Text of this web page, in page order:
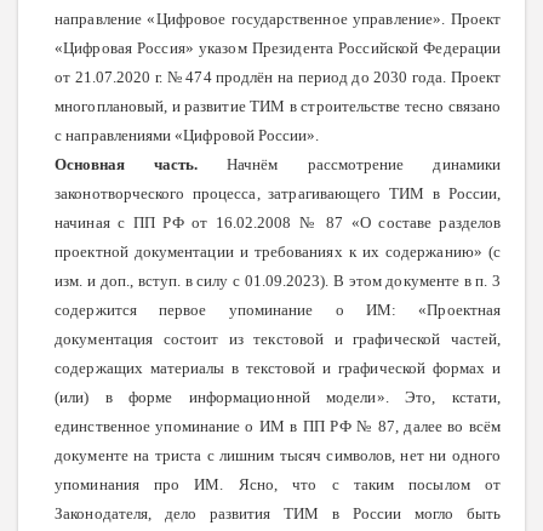
направление «Цифровое государственное управление». Проект
«Цифровая Россия» указом Президента Российской Федерации
от 21.07.2020 г. № 474 продлён на период до 2030 года. Проект
многоплановый, и развитие ТИМ в строительстве тесно связано
с направлениями «Цифровой России».
Основная часть.Начнём рассмотрение динамики
законотворческого процесса, затрагивающего ТИМ в России,
начиная с ПП РФ от 16.02.2008 № 87 «О составе разделов
проектной документации и требованиях к их содержанию» (с
изм. и доп., вступ. в силу с 01.09.2023). В этом документе в п. 3
содержится первое упоминание о ИМ: «Проектная
документация состоит из текстовой и графической частей,
содержащих материалы в текстовой и графической формах и
(или) в форме информационной модели». Это, кстати,
единственное упоминание о ИМ в ПП РФ № 87, далее во всём
документе на триста с лишним тысяч символов, нет ни одного
упоминания про ИМ. Ясно, что с таким посылом от
Законодателя, дело развития ТИМ в России могло быть